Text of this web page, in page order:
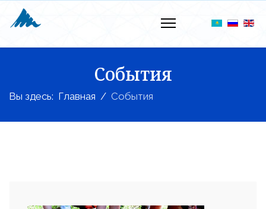
События
Вы здесь: Главная События